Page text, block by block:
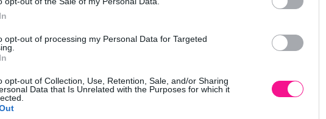
opt-out of processing my Personal Data for Targeted
opt-out of Collection, Use, Retention, Sale, and/or Sharing
Data that Is Unrelated with the Purposes for which it
Compost
€
καλάθι
Organic Fertilizer
καλάθι
Organic Potting Soil
Επιλογή